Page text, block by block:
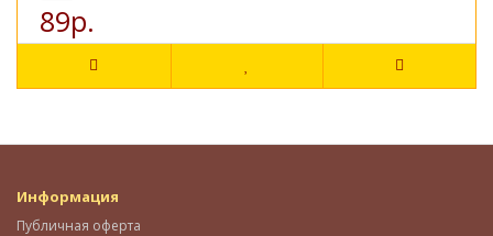
89р.
Информация
Публичная оферта